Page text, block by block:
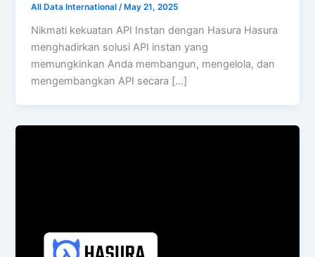
All Data International/ May 21, 2025
Nikmati kekuatan API Instan dengan Hasura Hasura
menghadirkan solusi API instan yang
memungkinkan Anda membangun, mengelola, dan
mengembangkan API secara […]